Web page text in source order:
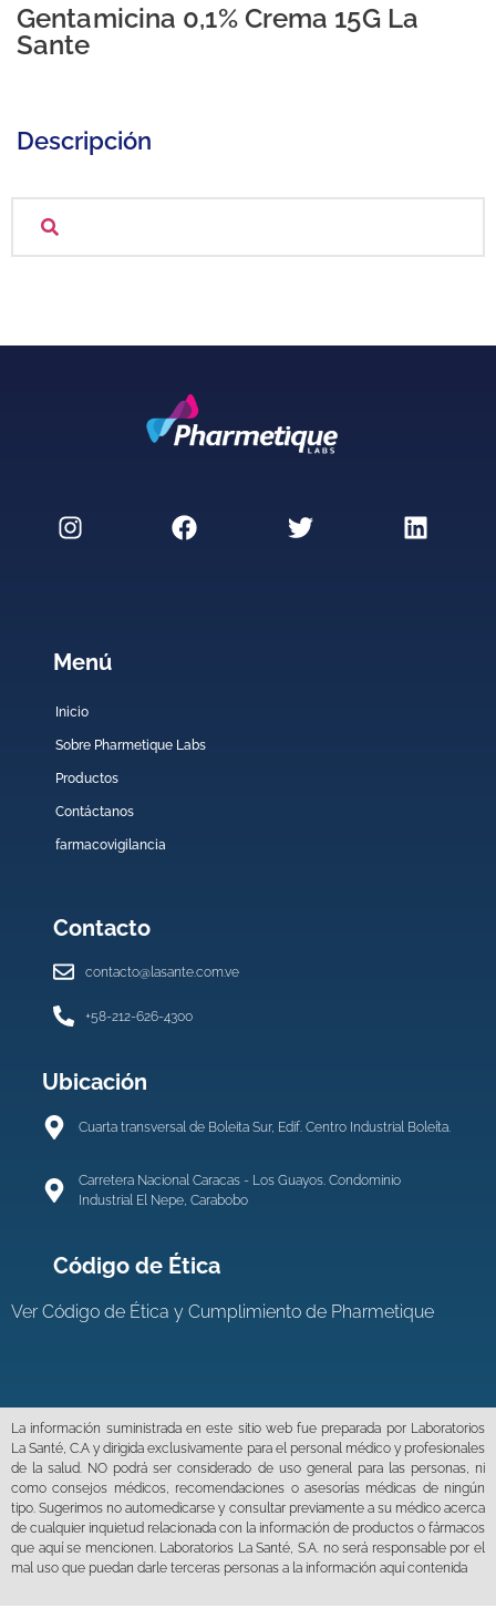
Gentamicina 0,1% Crema 15G La
Sante
Descripción
Menú
Inicio
Sobre Pharmetique Labs
Productos
Contáctanos
farmacovigilancia
Contacto
contacto@lasante.com.ve
+58-212-626-4300
Ubicación
Cuarta transversal de Boleita Sur, Edif. Centro Industrial Boleíta.
Carretera Nacional Caracas - Los Guayos. Condominio
Industrial El Nepe, Carabobo
Código de Ética
VerCódigo de Ética y Cumplimiento de Pharmetique
La información suministrada en este sitio web fue preparada por Laboratorios
La Santé, C.A y dirigida exclusivamente para el personal médico y profesionales
de la salud. NO podrá ser considerado de uso general para las personas, ni
como consejos médicos, recomendaciones o asesorías médicas de ningún
tipo. Sugerimos no automedicarse y consultar previamente a su médico acerca
de cualquier inquietud relacionada con la información de productos o fármacos
que aquí se mencionen. Laboratorios La Santé, S.A. no será responsable por el
mal uso que puedan darle terceras personas a la información aquí contenida